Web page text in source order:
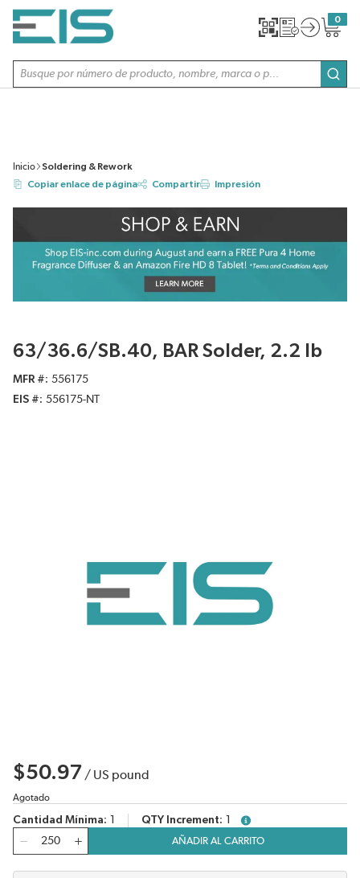
SALTAR AL CONTENIDO PRINCIPAL
Búsqueda de sitio
0
{0}
Inicio
Soldering & Rework
Copiar enlace de página
Compartir Impresión
63/36.6/SB.40, BAR Solder, 2.2 lb
MFR #
556175
EIS #
556175-NT
$50.97 / US pound
Agotado
Cantidad Mínima QTY Increment
more info
Cantidad
AÑADIR AL CARRITO